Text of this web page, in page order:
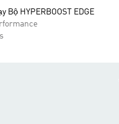
Bộ HYPERBOOST EDGE